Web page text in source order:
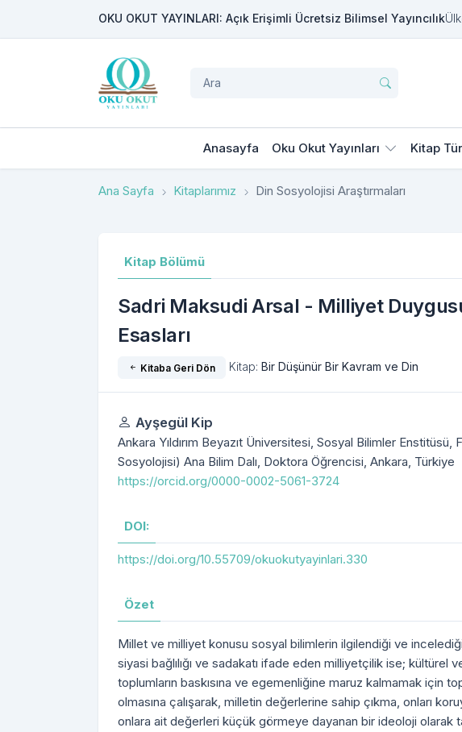
OKU OKUT YAYINLARI: Açık Erişimli Ücretsiz Bilimsel Yayıncılık
Anasayfa Oku Okut Yayınları Kitap
Ana Sayfa Kitaplarımız Din Sosyolojisi Araştırmaları
Kitap Bölümü
Sadri Maksudi Arsal - Milliyet
Esasları
Kitaba Geri Dön Kitap: Bir Düşünür Bir Kavram ve Din
Yazarlar
Ayşegül Kip
Ankara Yıldırım Beyazıt Üniversitesi, Sosyal Bilimler
Sosyolojisi) Ana Bilim Dalı, Doktora Öğrencisi, Ankara, Türkiye
https://orcid.org/0000-0002-5061-3724
DOI:
https://doi.org/10.55709/okuokutyayinlari.330
Özet
Millet ve milliyet konusu sosyal bilimlerin ilgilendiği ve
siyasi bağlılığı ve sadakatı ifade eden milliyetçilik ise; kültürel
toplumların baskısına ve egemenliğine maruz kalmamak için
olmasına çalışarak, milletin değerlerine sahip çıkma, onları
onlara ait değerleri küçük görmeye dayanan bir ideoloji olarak